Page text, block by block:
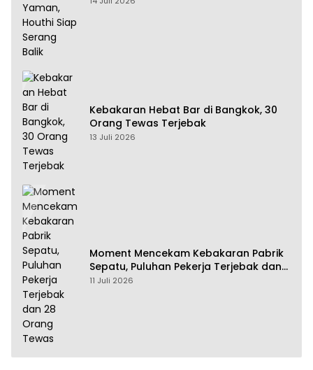
Kebakaran Hebat Bar di Bangkok, 30
Orang Tewas Terjebak
13 Juli 2026
Moment Mencekam Kebakaran Pabrik
Sepatu, Puluhan Pekerja Terjebak dan
28 Orang Tewas
11 Juli 2026